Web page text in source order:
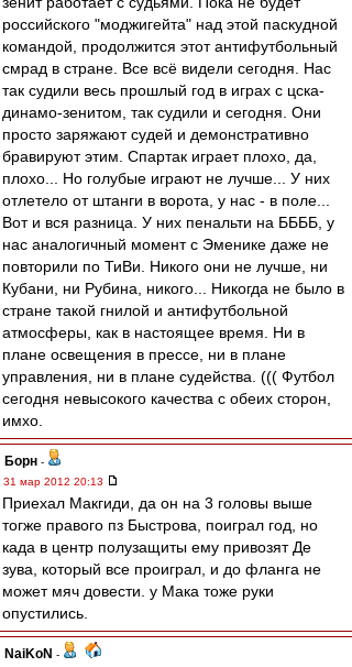
российского "моджигейта" над этой паскудной
командой, продолжится этот антифутбольный
смрад в стране. Все всё видели сегодня. Нас
так судили весь прошлый год в играх с цска-
динамо-зенитом, так судили и сегодня. Они
просто заряжают судей и демонстративно
бравируют этим. Спартак играет плохо, да,
плохо... Но голубые играют не лучше... У них
отлетело от штанги в ворота, у нас - в поле...
Вот и вся разница. У них пенальти на ББББ, у
нас аналогичный момент с Эменике даже не
повторили по ТиВи. Никого они не лучше, ни
Кубани, ни Рубина, никого... Никогда не было в
стране такой гнилой и антифутбольной
атмосферы, как в настоящее время. Ни в
плане освещения в прессе, ни в плане
управления, ни в плане судейства. ((( Футбол
сегодня невысокого качества с обеих сторон,
имхо.
Борн -
31 мар 2012 20:13
Приехал Макгиди, да он на 3 головы выше
тогже правого пз Быстрова, поиграл год, но
када в центр полузащиты ему привозят Де
зува, который все проиграл, и до фланга не
может мяч довести. у Мака тоже руки
опустились.
NaiKoN -